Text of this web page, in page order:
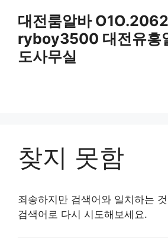
대전룸알바
ryboy3500 대전유흥
도사무실
찾지 못함
죄송하지만 검색어와 일치하는
검색어로 다시 시도해보세요.